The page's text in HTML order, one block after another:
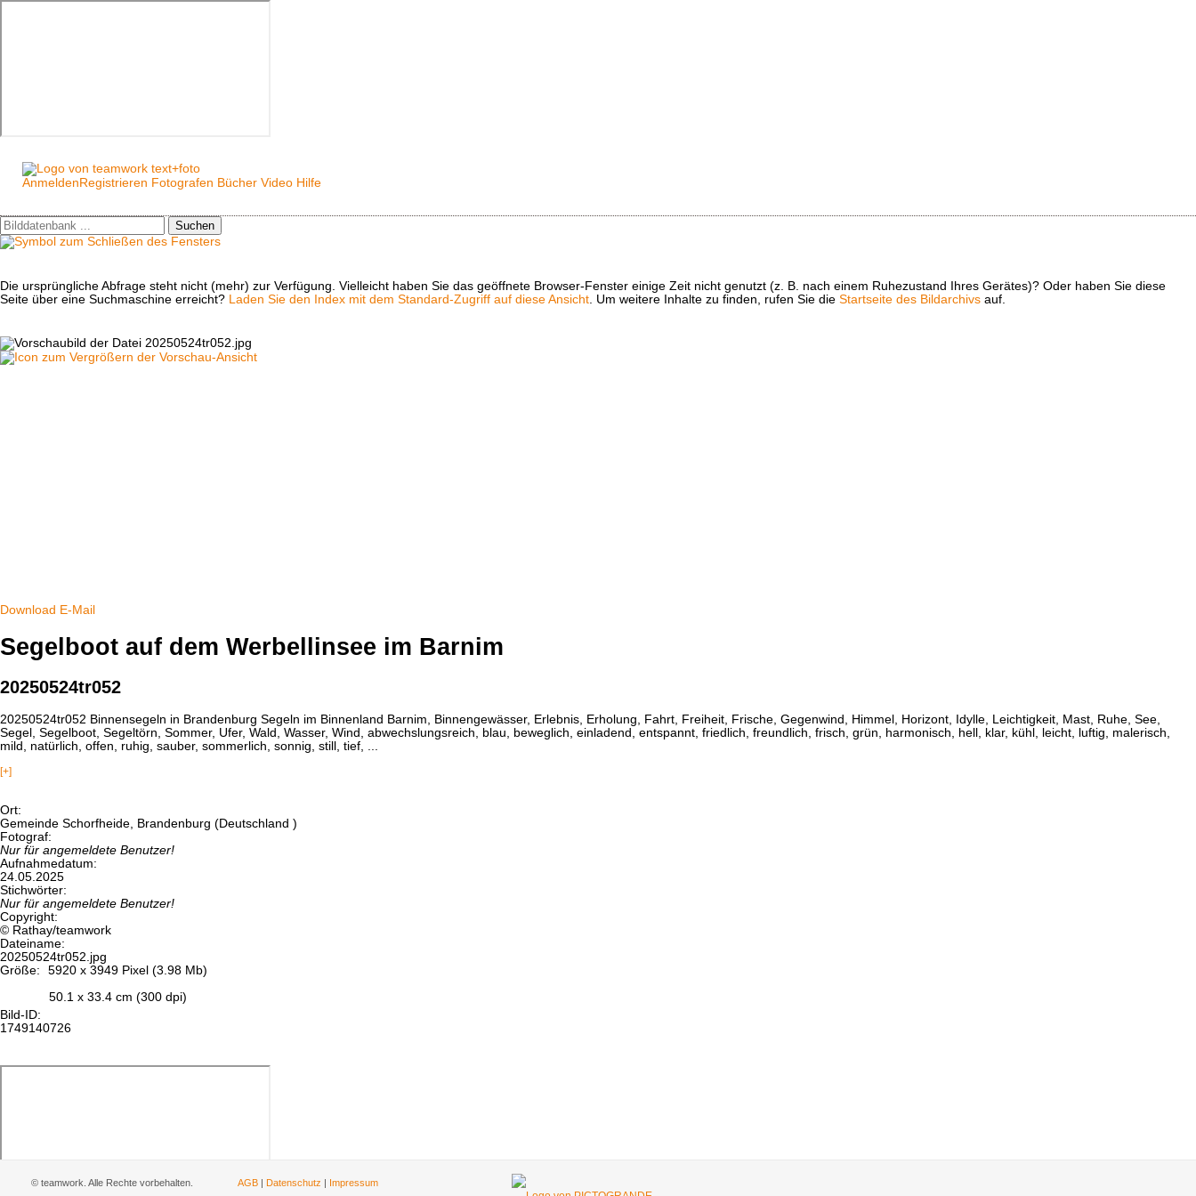
Anmelden Registrieren Fotografen Bücher Video Hilfe
Suchen
Die ursprüngliche Abfrage steht nicht (mehr) zur Verfügung. Vielleicht haben Sie das geöffnete Browser-Fenster einige Zeit nicht genutzt (z. B. nach einem Ruhezustand Ihres Gerätes)? Oder haben Sie diese
Seite über eine Suchmaschine erreicht? Laden Sie den Index mit dem Standard-Zugriff auf diese Ansicht. Um weitere Inhalte zu finden, rufen Sie die Startseite des Bildarchivs auf.
Download E-Mail
Segelboot auf dem Werbellinsee im Barnim
20250524tr052
20250524tr052 Binnensegeln in Brandenburg Segeln im Binnenland Barnim, Binnengewässer, Erlebnis, Erholung, Fahrt, Freiheit, Frische, Gegenwind, Himmel, Horizont, Idylle, Leichtigkeit, Mast, Ruhe, See,
Segel, Segelboot, Segeltörn, Sommer, Ufer, Wald, Wasser, Wind, abwechslungsreich, blau, beweglich, einladend, entspannt, friedlich, freundlich, frisch, grün, harmonisch, hell, klar, kühl, leicht, luftig, malerisch,
mild, natürlich, offen, ruhig, sauber, sommerlich, sonnig, still, tief, ...
[+]
Ort:
Gemeinde Schorfheide, Brandenburg (Deutschland )
Fotograf:
Nur für angemeldete Benutzer!
Aufnahmedatum:
24.05.2025
Stichwörter:
Nur für angemeldete Benutzer!
Copyright:
© Rathay/teamwork
Dateiname:
20250524tr052.jpg
Größe:
5920 x 3949 Pixel (3.98 Mb)
50.1 x 33.4 cm (300 dpi)
Bild-ID:
1749140726
© teamwork. Alle Rechte vorbehalten. AGB | Datenschutz | Impressum